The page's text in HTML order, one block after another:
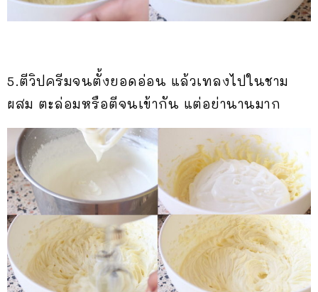
5.ตีวิปครีมจนตั้งยอดอ่อน แล้วเทลงไปในชาม
ผสม ตะล่อมหรือตีจนเข้ากัน แต่อย่านานมาก